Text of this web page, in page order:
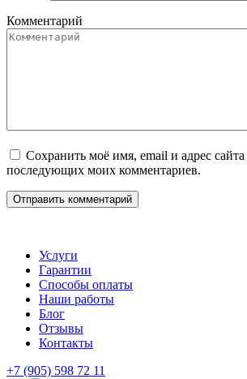
Комментарий
Сохранить моё имя, email и адрес сайта
последующих моих комментариев.
Услуги
Гарантии
Способы оплаты
Наши работы
Блог
Отзывы
Контакты
+7 (905) 598 72 11